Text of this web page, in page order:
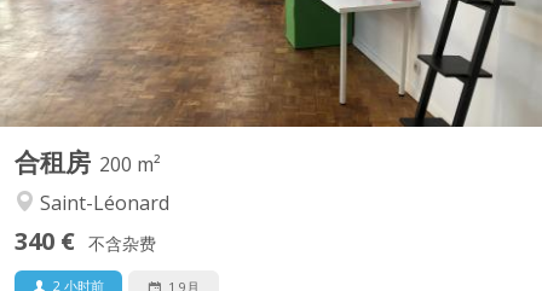
合租房 200 m²
Saint-Léonard
340 € 不含杂费
2 小时前 1 9月